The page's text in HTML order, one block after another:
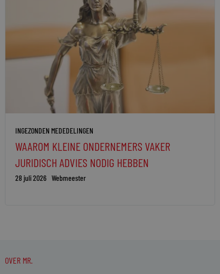
INGEZONDEN MEDEDELINGEN
WAAROM KLEINE ONDERNEMERS VAKER
JURIDISCH ADVIES NODIG HEBBEN
28 juli 2026 Webmeester
OVER MR.